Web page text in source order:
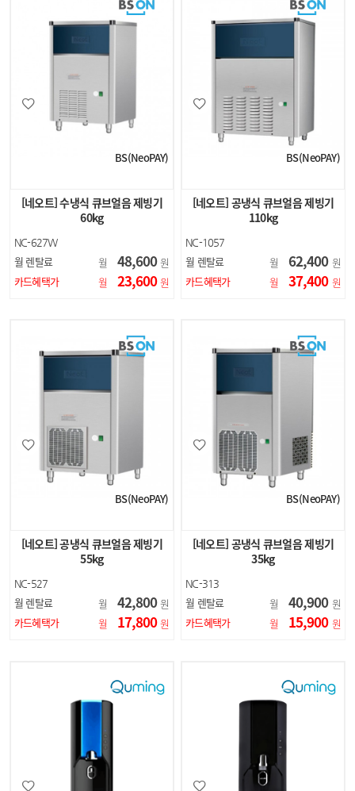
BS(NeoPAY)
[네오트] 수냉식 큐브얼음 제빙기
60kg
NC-627W
월 렌탈료 월 48,600 원
카드혜택가
월 23,600 원
BS(NeoPAY)
[네오트] 공냉식 큐브얼음 제빙기
110kg
NC-1057
월 렌탈료 월 62,400 원
카드혜택가
월 37,400 원
BS(NeoPAY)
[네오트] 공냉식 큐브얼음 제빙기
55kg
NC-527
월 렌탈료 월 42,800 원
카드혜택가
월 17,800 원
BS(NeoPAY)
[네오트] 공냉식 큐브얼음 제빙기
35kg
NC-313
월 렌탈료 월 40,900 원
카드혜택가
월 15,900 원